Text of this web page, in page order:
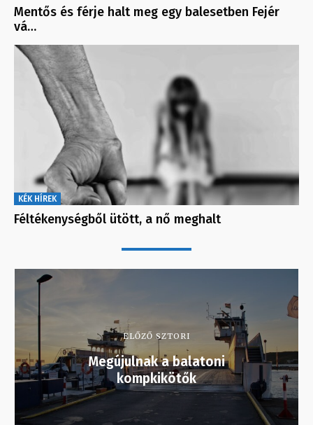
Mentős és férje halt meg egy balesetben Fejér
vá…
KÉK HÍREK
Féltékenységből ütött, a nő meghalt
ELŐZŐ SZTORI
Megújulnak a balatoni
kompkikötők